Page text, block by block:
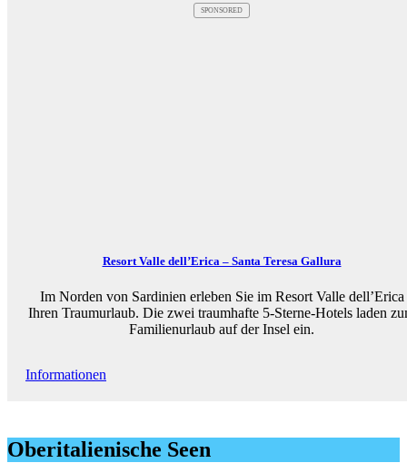
SPONSORED
Resort Valle dell’Erica – Santa Teresa Gallura
Im Norden von Sardinien erleben Sie im Resort Valle dell’Erica
Ihren Traumurlaub. Die zwei traumhafte 5-Sterne-Hotels laden
Familienurlaub auf der Insel ein.
Informationen
Oberitalienische Seen